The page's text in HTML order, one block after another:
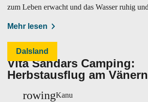
zum Leben erwacht und das Wasser ruhig
Mehr lesen
Dalsland
Vita Sandars Camping:
Herbstausflug am Vänern
rowingKanu